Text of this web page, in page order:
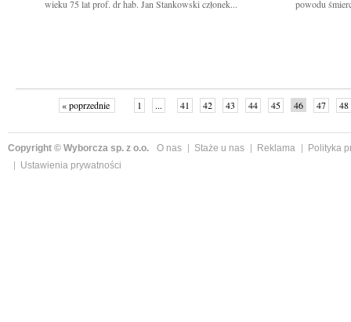
wieku 75 lat prof. dr hab. Jan Stankowski członek...
powodu
« poprzednie 1 ... 41 42 43 44 45 46 47 48
Copyright © Wyborcza sp. z o.o. O nas Staże u nas Reklama
Polityka
Ustawienia prywatności